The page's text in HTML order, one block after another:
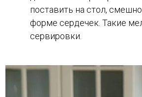
поставить на стол,
форме сердечек. Такие
сервировки.